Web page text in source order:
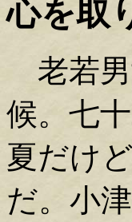
心を取
老若男
候。七
夏だけ
だ。小